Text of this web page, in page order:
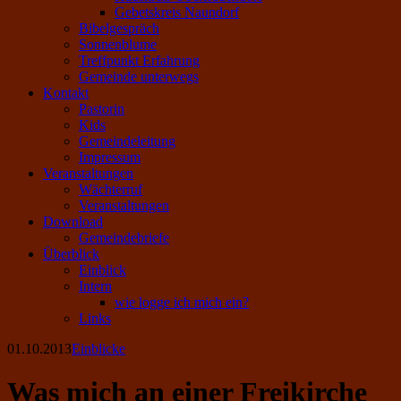
Gebetskreis Naundorf
Bibelgespräch
Sonnenblume
Treffpunkt Erfahrung
Gemeinde unterwegs
Kontakt
Pastorin
Kids
Gemeindeleitung
Impressum
Veranstaltungen
Wächterruf
Veranstaltungen
Download
Gemeindebriefe
Überblick
Einblick
Intern
wie logge ich mich ein?
Links
01.10.2013Einblicke
Was mich an einer Freikirche